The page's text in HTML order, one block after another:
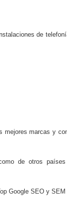
de
mejores marcas y
de otros
Google SEO y SEM